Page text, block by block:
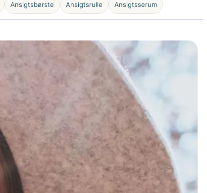
Ansigtsbørste Ansigtsrulle Ansigtsserum